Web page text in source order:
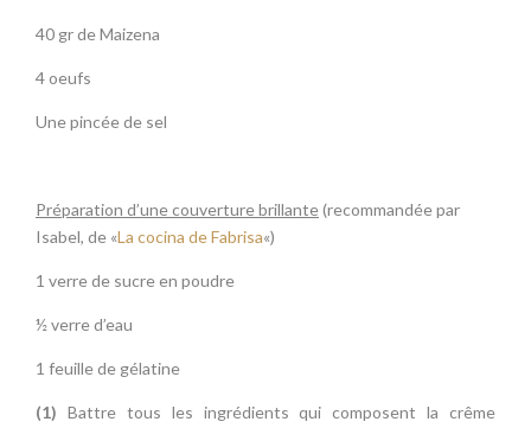
40 gr de Maizena
4 oeufs
Une pincée de sel
Préparation d’une couverture brillante(recommandée par
Isabel, de «La cocina de Fabrisa«)
1 verre de sucre en poudre
½ verre d’eau
1 feuille de gélatine
(1) Battre tous les ingrédients qui composent la crême